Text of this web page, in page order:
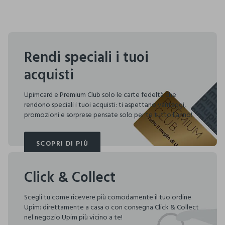
Rendi speciali i tuoi
acquisti
Upimcard e Premium Club solo le carte fedeltà che
rendono speciali i tuoi acquisti: ti aspettano vantaggi,
promozioni e sorprese pensate solo per te tutto l'anno!
SCOPRI DI PIÙ
SCOPRI DI PIÙ
Click & Collect
Scegli tu come ricevere più comodamente il tuo ordine
Upim: direttamente a casa o con consegna Click & Collect
nel negozio Upim più vicino a te!